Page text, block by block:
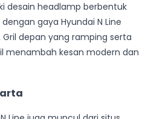
desain headlamp berbentuk
gaya Hyundai N Line
Gril depan yang ramping serta
menambah kesan modern dan